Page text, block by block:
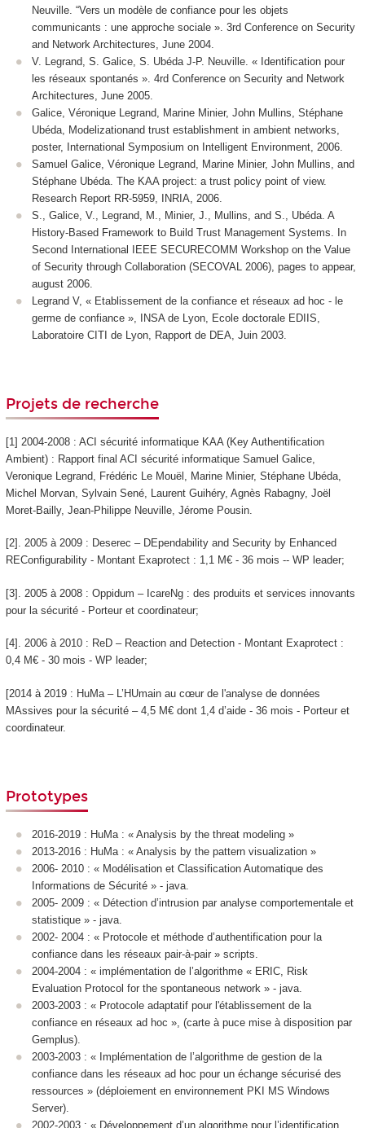
Neuville. “Vers un modèle de confiance pour les objets
communicants : une approche sociale ». 3rd Conference on Security
and Network Architectures, June 2004.
V. Legrand, S. Galice, S. Ubéda J-P. Neuville. « Identification pour
les réseaux spontanés ». 4rd Conference on Security and Network
Architectures, June 2005.
Galice, Véronique Legrand, Marine Minier, John Mullins, Stéphane
Ubéda, Modelizationand trust establishment in ambient networks,
poster, International Symposium on Intelligent Environment, 2006.
Samuel Galice, Véronique Legrand, Marine Minier, John Mullins, and
Stéphane Ubéda. The KAA project: a trust policy point of view.
Research Report RR-5959, INRIA, 2006.
S., Galice, V., Legrand, M., Minier, J., Mullins, and S., Ubéda. A
History-Based Framework to Build Trust Management Systems. In
Second International IEEE SECURECOMM Workshop on the Value
of Security through Collaboration (SECOVAL 2006), pages to appear,
august 2006.
Legrand V, « Etablissement de la confiance et réseaux ad hoc - le
germe de confiance », INSA de Lyon, Ecole doctorale EDIIS,
Laboratoire CITI de Lyon, Rapport de DEA, Juin 2003.
Projets de recherche
[1] 2004-2008 : ACI sécurité informatique KAA (Key Authentification
Ambient) : Rapport final ACI sécurité informatique Samuel Galice,
Veronique Legrand, Frédéric Le Mouël, Marine Minier, Stéphane Ubéda,
Michel Morvan, Sylvain Sené, Laurent Guihéry, Agnès Rabagny, Joël
Moret-Bailly, Jean-Philippe Neuville, Jérome Pousin.
[2]. 2005 à 2009 : Deserec – DEpendability and Security by Enhanced
REConfigurability - Montant Exaprotect : 1,1 M€ - 36 mois -- WP leader;
[3]. 2005 à 2008 : Oppidum – IcareNg : des produits et services innovants
pour la sécurité - Porteur et coordinateur;
[4]. 2006 à 2010 : ReD – Reaction and Detection - Montant Exaprotect :
0,4 M€ - 30 mois - WP leader;
[2014 à 2019 : HuMa – L’HUmain au cœur de l'analyse de données
MAssives pour la sécurité – 4,5 M€ dont 1,4 d’aide - 36 mois - Porteur et
coordinateur.
Prototypes
2016-2019 : HuMa : « Analysis by the threat modeling »
2013-2016 : HuMa : « Analysis by the pattern visualization »
2006- 2010 : « Modélisation et Classification Automatique des
Informations de Sécurité » - java.
2005- 2009 : « Détection d’intrusion par analyse comportementale et
statistique » - java.
2002- 2004 : « Protocole et méthode d’authentification pour la
confiance dans les réseaux pair-à-pair » scripts.
2004-2004 : « implémentation de l’algorithme « ERIC, Risk
Evaluation Protocol for the spontaneous network » - java.
2003-2003 : « Protocole adaptatif pour l'établissement de la
confiance en réseaux ad hoc », (carte à puce mise à disposition par
Gemplus).
2003-2003 : « Implémentation de l’algorithme de gestion de la
confiance dans les réseaux ad hoc pour un échange sécurisé des
ressources » (déploiement en environnement PKI MS Windows
Server).
2002-2003 : « Développement d’un algorithme pour l’identification